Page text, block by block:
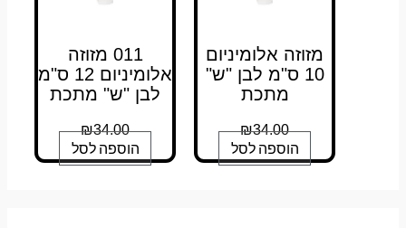
מזוזה אלומיניום
10 ס"מ לבן "ש"
מתכת
₪34.00
הוספה לסל
011 מזוזה
אלומיניום 12 ס"מ
לבן "ש" מתכת
₪34.00
הוספה לסל